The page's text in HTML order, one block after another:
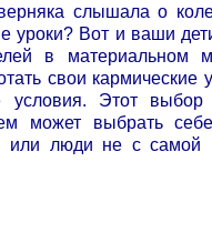
слышала о
уроки? Вот и ваши
в материальном
свои
условия. Этот
может выбрать
люди не с самой